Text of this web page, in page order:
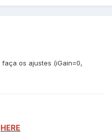
os ajustes (iGain=0,
HERE